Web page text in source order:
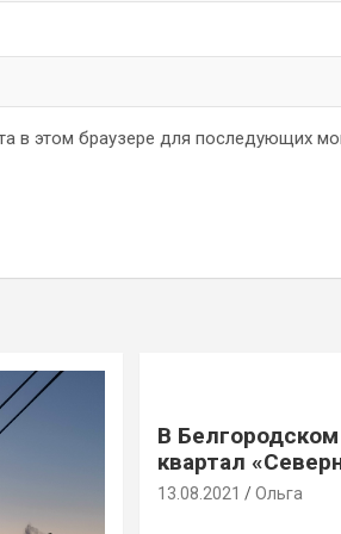
в этом браузере для последующих
В
квартал
13.08.2021 Ольга